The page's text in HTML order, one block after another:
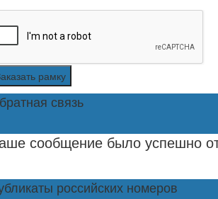
рамку
связь
сообщение было успешно
российских номеров